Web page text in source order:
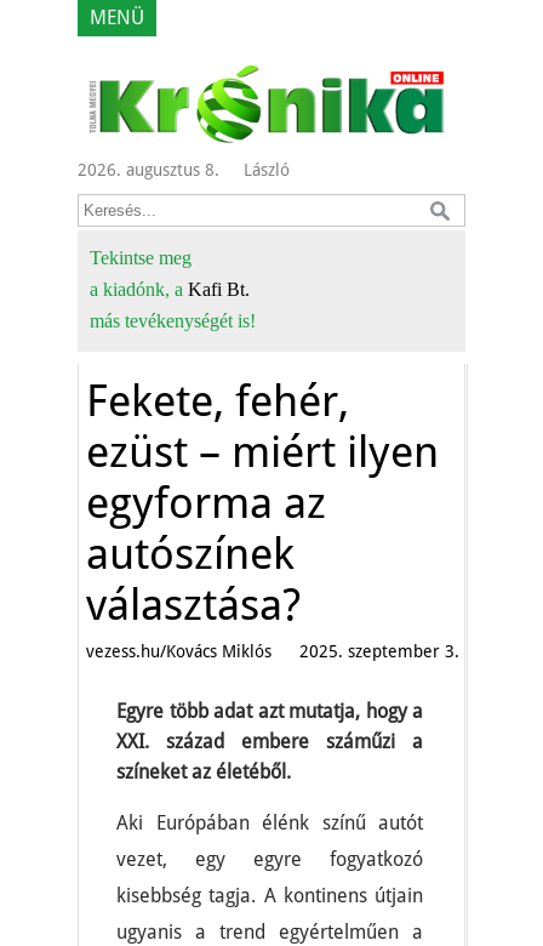
MENÜ
2026. augusztus 8. László
Tekintse meg
a kiadónk, a Kafi Bt.
más tevékenységét is!
Fekete, fehér,
ezüst – miért ilyen
egyforma az
autószínek
választása?
vezess.hu/Kovács Miklós 2025. szeptember 3.
Egyre több adat azt mutatja, hogy a
XXI. század embere száműzi a
színeket az életéből.
Aki Európában élénk színű autót
vezet, egy egyre fogyatkozó
kisebbség tagja. A kontinens útjain
ugyanis a trend egyértelműen a